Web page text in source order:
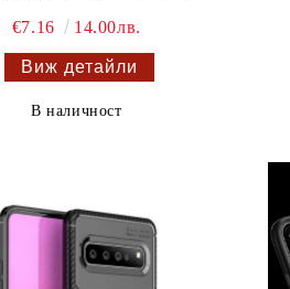
€7.16 14.00лв.
Виж детайли
В наличност